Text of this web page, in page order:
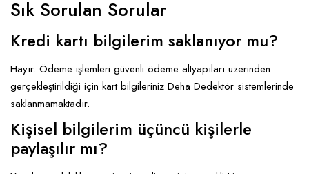
Sık Sorulan Sorular
Kredi kartı bilgilerim saklanıyor mu?
Hayır. Ödeme işlemleri güvenli ödeme altyapıları üzerinden
gerçekleştirildiği için kart bilgileriniz Deha Dedektör sistemlerinde
saklanmamaktadır.
Kişisel bilgilerim üçüncü kişilerle
paylaşılır mı?